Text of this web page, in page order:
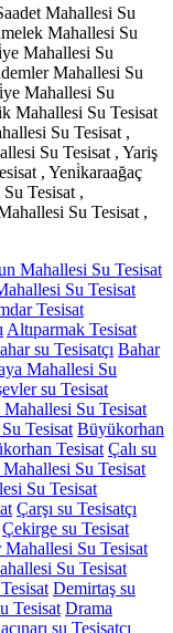
Mahallesi Su
Mahallesi Su
Mahallesi Su
Mahallesi Su
Mahallesi Su
Mahallesi Su Tesisat
Su Tesisat ,
Su Tesisat , Yariş
, Yeni̇karaağaç
Tesisat ,
Su Tesisat ,
Mahallesi Su Tesisat
Su Tesisat
Tesisat
Altıparmak Tesisat
su Tesisatçı Bahar
Mahallesi Su
su Tesisat
Su Tesisat
Tesisat Büyükorhan
Tesisat Çalı su
Su Tesisat
Su Tesisat
Çarşı su Tesisatçı
Çekirge su Tesisat
Su Tesisat
Su Tesisat
Demirtaş su
Tesisat Drama
su Tesisatçı